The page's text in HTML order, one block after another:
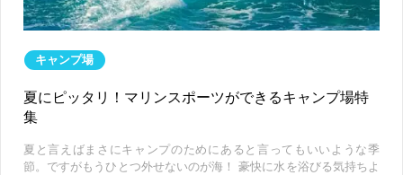
キャンプ場
夏にピッタリ！マリンスポーツができるキャンプ場特
集
夏と言えばまさにキャンプのためにあると言ってもいいような季
節。ですがもうひとつ外せないのが海！ 豪快に水を浴びる気持ちよ